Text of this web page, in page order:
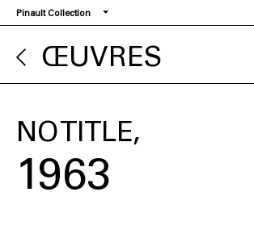
Aller
au
contenu
principal
Pinault Collection
ŒUVRES
NO TITLE
1963